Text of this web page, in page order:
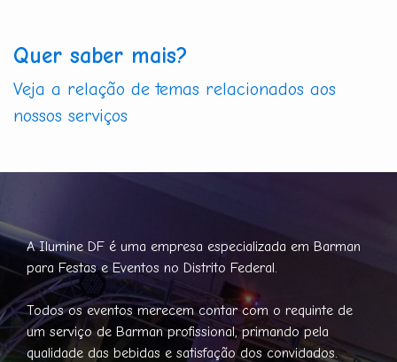
Quer saber mais?
Veja a relação de temas relacionados aos
nossos serviços
A Ilumine DF é uma empresa especializada em Barman
para Festas e Eventos no Distrito Federal.
Todos os eventos merecem contar com o requinte de
um serviço de Barman profissional, primando pela
qualidade das bebidas e satisfação dos convidados.